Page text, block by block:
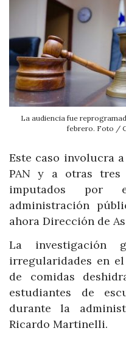
La audiencia fue
febrero. Foto /
Este caso involucra
PAN y a otras tres
imputados
administración
ahora Dirección de
La investigación
irregularidades en
de comidas
estudiantes de
durante la
Ricardo Martinelli.